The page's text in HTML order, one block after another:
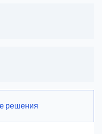
решения